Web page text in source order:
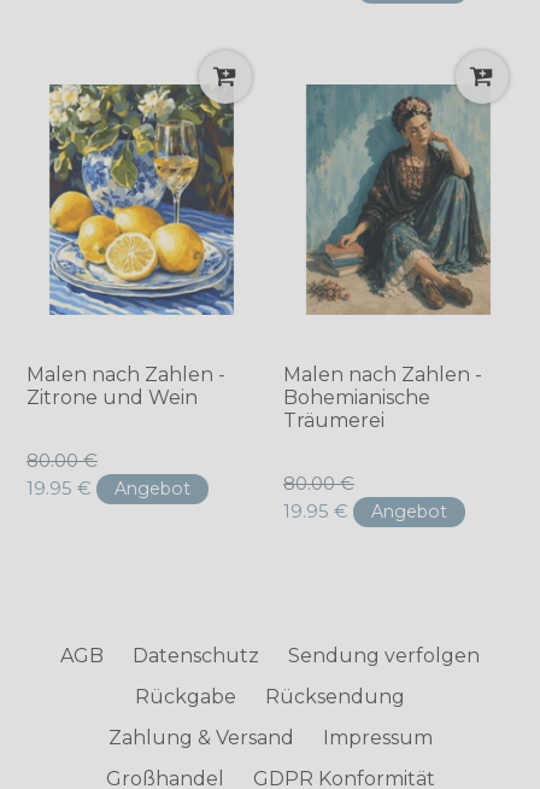
Malen nach Zahlen -
Zitrone und Wein
Normaler
Preis
80.00 €
19.95 €
Angebot
Malen nach Zahlen -
Bohemianische
Träumerei
Normaler
Preis
80.00 €
19.95 €
Angebot
AGB Datenschutz
Sendung verfolgen
Rückgabe
Rücksendung
Zahlung & Versand
Impressum
Großhandel
GDPR Konformität